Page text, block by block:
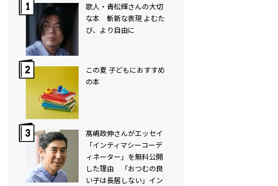
歌人・青松輝さんの大切
な本 斬新な表現 よむた
び、より自由に
この夏 子どもにおすすめ
の本
髙嶋政伸さんがエッセイ
「インティマシーコーデ
ィネーター」を無料公開
した理由 「おつむの良
い子は長居しない」イン